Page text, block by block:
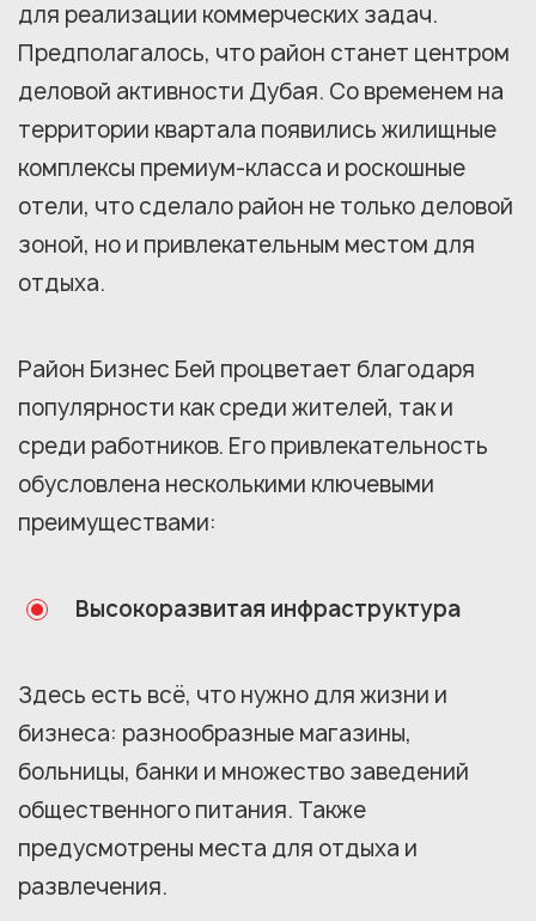
для реализации коммерческих задач.
Предполагалось, что район станет центром
деловой активности Дубая. Со временем на
территории квартала появились жилищные
комплексы премиум-класса и роскошные
отели, что сделало район не только деловой
зоной, но и привлекательным местом для
отдыха.
Район Бизнес Бей процветает благодаря
популярности как среди жителей, так и
среди работников. Его привлекательность
обусловлена несколькими ключевыми
преимуществами:
Высокоразвитая инфраструктура
Здесь есть всё, что нужно для жизни и
бизнеса: разнообразные магазины,
больницы, банки и множество заведений
общественного питания. Также
предусмотрены места для отдыха и
развлечения.